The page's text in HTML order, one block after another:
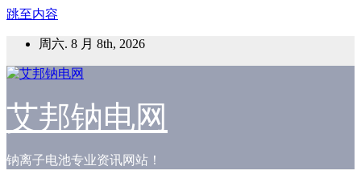
跳至内容
周六. 8 月 8th, 2026
艾邦钠电网
钠离子电池专业资讯网站！